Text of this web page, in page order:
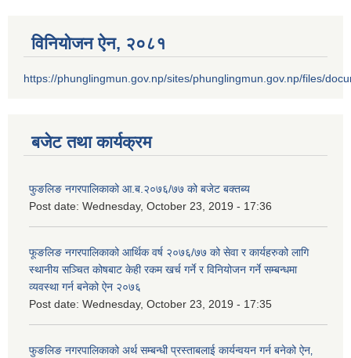
विनियोजन ऐन‚ २०८१
https://phunglingmun.gov.np/sites/phunglingmun.gov.np/files/
बजेट तथा कार्यक्रम
फुङलिङ नगरपालिकाको आ.ब.२०७६/७७ को बजेट बक्तब्य
Post date: Wednesday, October 23, 2019 - 17:36
फूङलिङ नगरपालिकाको आर्थिक वर्ष २०७६/७७ को सेवा र कार्यहरुको लागि
स्थानीय सञ्चित कोषबाट केही रकम खर्च गर्ने र विनियोजन गर्ने सम्बन्धमा
व्यवस्था गर्न बनेको ऐन २०७६
Post date: Wednesday, October 23, 2019 - 17:35
फुङलिङ नगरपालिकाको अर्थ सम्बन्धी प्रस्ताबलाई कार्यन्वयन गर्न बनेको ऐन‚